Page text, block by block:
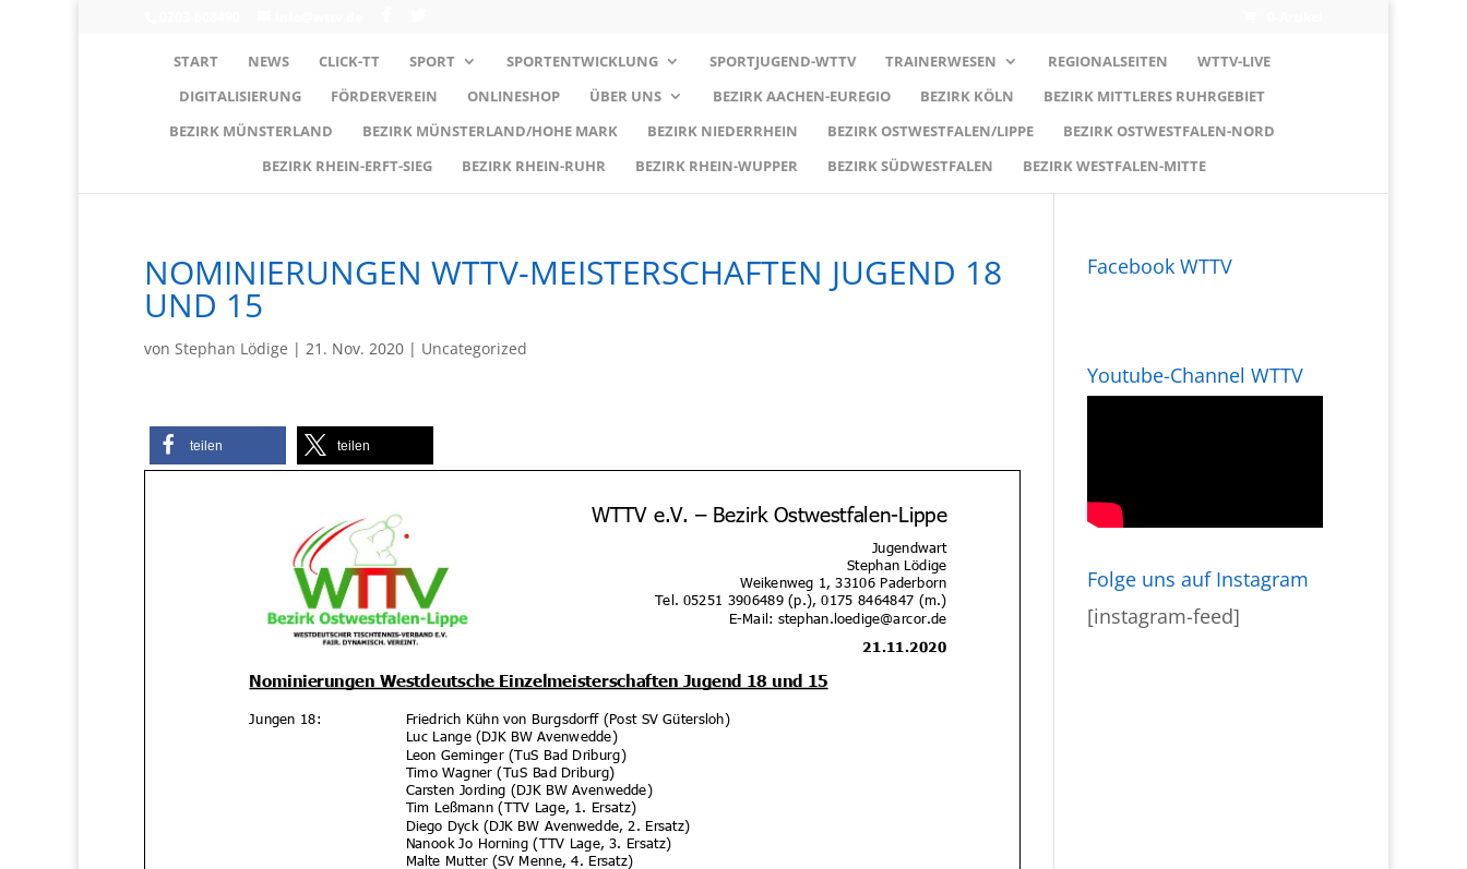
START NEWS CLICK-TT SPORT SPORTENTWICKLUNG SPORTJUGEND-WTTV TRAINERWESEN REGIONALSEITEN
WTTV-LIVE
DIGITALISIERUNG
FÖRDERVEREIN ONLINESHOP ÜBER UNS BEZIRK AACHEN-EUREGIO BEZIRK KÖLN
BEZIRK MITTLERES RUHRGEBIET
BEZIRK MÜNSTERLAND
BEZIRK MÜNSTERLAND/HOHE MARK BEZIRK NIEDERRHEIN BEZIRK OSTWESTFALEN/LIPPE
BEZIRK OSTWESTFALEN-NORD
BEZIRK RHEIN-ERFT-SIEG
BEZIRK RHEIN-RUHR BEZIRK RHEIN-WUPPER BEZIRK SÜDWESTFALEN BEZIRK WESTFALEN-MITTE
NOMINIERUNGEN WTTV-MEISTERSCHAFTEN JUGEND 18
UND 15
von Stephan Lödige | 21. Nov. 2020 | Uncategorized
teilen teilen
Facebook WTTV
Youtube-Channel WTTV
Folge uns auf Instagram
[instagram-feed]